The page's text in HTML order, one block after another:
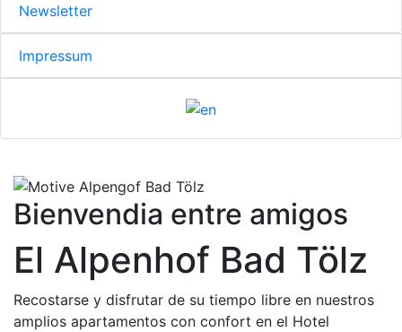
Newsletter
Impressum
Bienvendia entre amigos
El Alpenhof Bad Tölz
Recostarse y disfrutar de su tiempo libre en nuestros
amplios apartamentos con confort en el Hotel